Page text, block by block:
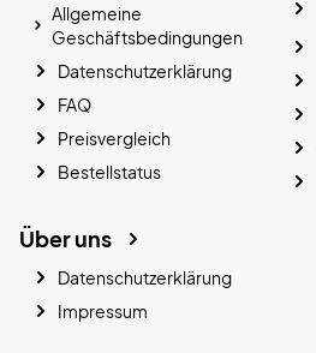
Allgemeine
Geschäftsbedingungen
Datenschutzerklärung
FAQ
Preisvergleich
Bestellstatus
Über uns
Datenschutzerklärung
Impressum